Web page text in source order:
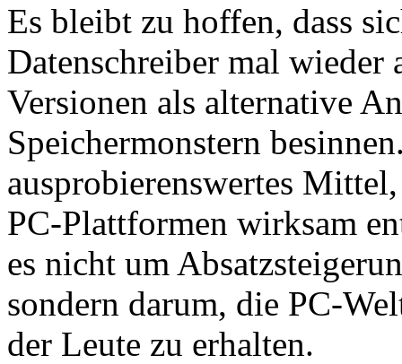
Es bleibt zu hoffen, dass
Datenschreiber mal
Versionen als alternative
Speichermonstern
ausprobierenswertes
PC-Plattformen wirksam
es nicht um
sondern darum, die PC-
der Leute zu erhalten.